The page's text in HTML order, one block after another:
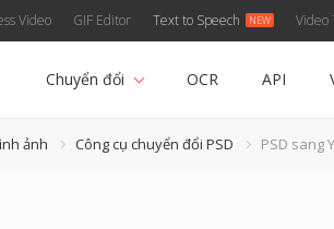
Video GIF Editor Text to Speech Video
Chuyển đổi OCR API
ảnh Công cụ chuyển đổi PSD PSD sang